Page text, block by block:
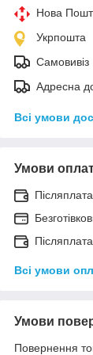
Нова
Укрпошта
Самовивіз
Адресна
Всі умови
Умови
Післяплата
Післяплата
Всі умови
Умови
Повернення